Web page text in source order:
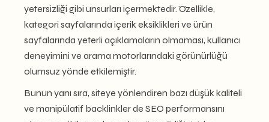
yetersizliği gibi unsurları içermektedir. Özellikle,
kategori sayfalarında içerik eksiklikleri ve ürün
sayfalarında yeterli açıklamaların olmaması, kullanıcı
deneyimini ve arama motorlarındaki görünürlüğü
olumsuz yönde etkilemiştir.
Bunun yanı sıra, siteye yönlendiren bazı düşük kaliteli
ve manipülatif backlinkler de SEO performansını